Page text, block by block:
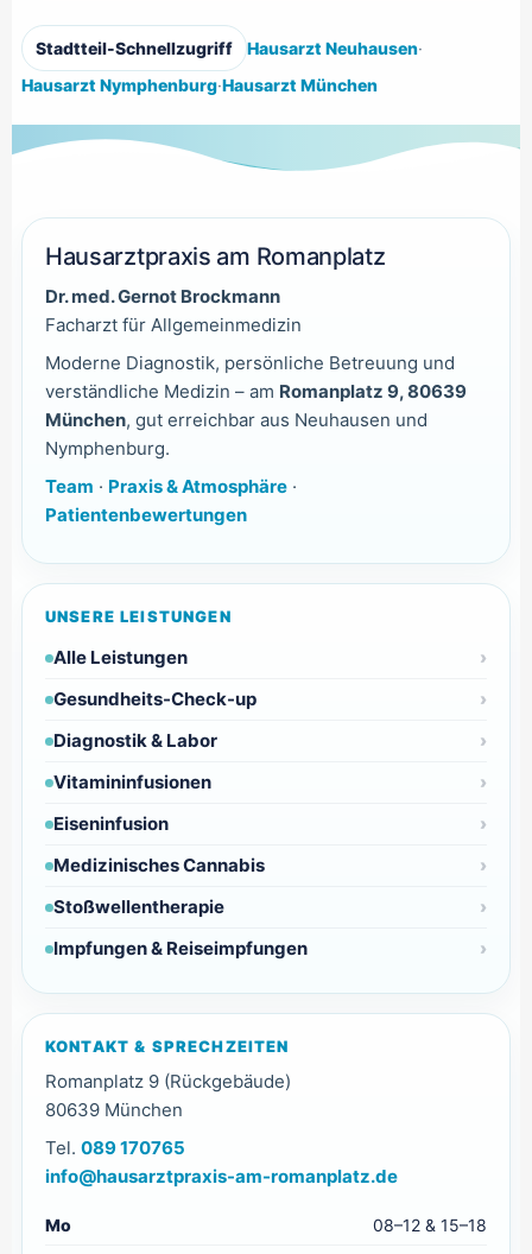
Stadtteil-Schnellzugriff Hausarzt Neuhausen·
Hausarzt Nymphenburg·Hausarzt München
Hausarztpraxis am Romanplatz
Dr. med. Gernot Brockmann
Facharzt für Allgemeinmedizin
Moderne Diagnostik, persönliche Betreuung und
verständliche Medizin – am Romanplatz 9, 80639
München, gut erreichbar aus Neuhausen und
Nymphenburg.
Team · Praxis & Atmosphäre·
Patientenbewertungen
UNSERE LEISTUNGEN
Alle Leistungen
Gesundheits-Check-up
Diagnostik & Labor
Vitamininfusionen
Eiseninfusion
Medizinisches Cannabis
Stoßwellentherapie
Impfungen & Reiseimpfungen
KONTAKT & SPRECHZEITEN
Romanplatz 9 (Rückgebäude)
80639 München
Tel. 089 170765
info@hausarztpraxis-am-romanplatz.de
Mo
08–12 & 15–18